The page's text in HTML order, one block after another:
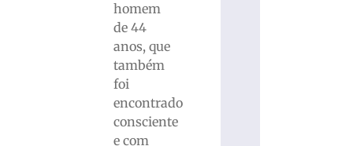
homem
de 44
anos, que
também
foi
encontrado
consciente
e com